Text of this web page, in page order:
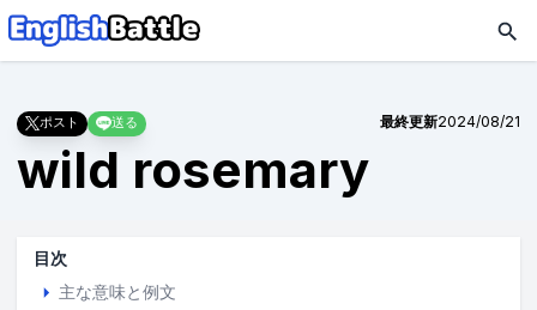
ポスト 送る 最終更新2024/08/21
wild rosemary
目次
主な意味と例文